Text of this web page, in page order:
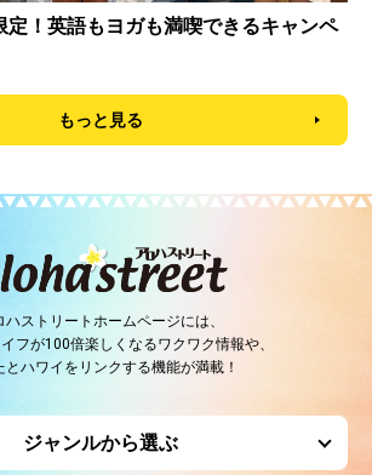
定！英語もヨガも満喫できるキャンペ
もっと見る
ハストリートホームページには、
フが100倍楽しくなるワクワク情報や、
とハワイをリンクする機能が満載！
ジャンルから選ぶ